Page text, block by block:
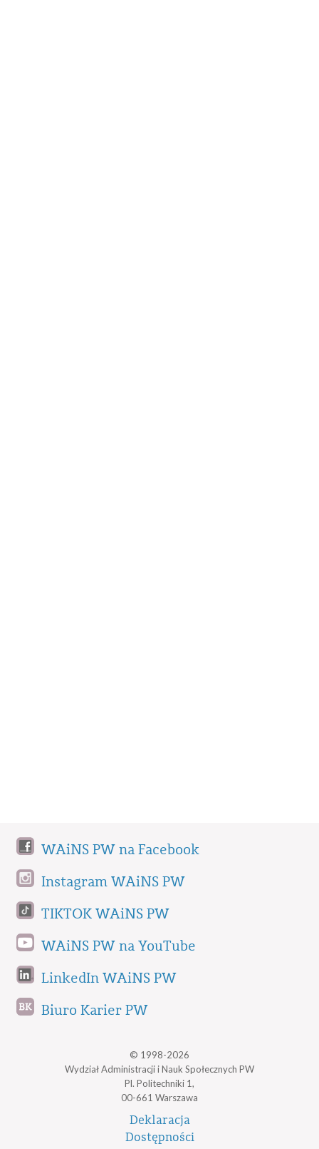
WAiNS PW na Facebook
Instagram WAiNS PW
TIKTOK WAiNS PW
WAiNS PW na YouTube
LinkedIn WAiNS PW
Biuro Karier PW
© 1998-2026
Wydział Administracji i Nauk Społecznych PW
Pl. Politechniki 1,
00-661 Warszawa
Deklaracja
Dostępności